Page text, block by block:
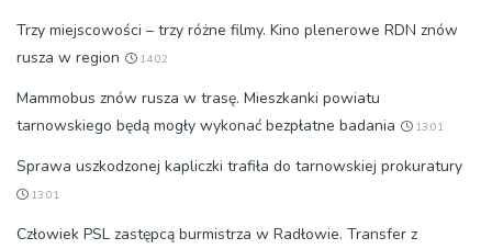
Trzy miejscowości – trzy różne filmy. Kino plenerowe RDN znów
rusza w region
14:02
Mammobus znów rusza w trasę. Mieszkanki powiatu
tarnowskiego będą mogły wykonać bezpłatne badania
13:01
Sprawa uszkodzonej kapliczki trafiła do tarnowskiej prokuratury
13:01
Człowiek PSL zastępcą burmistrza w Radłowie. Transfer z